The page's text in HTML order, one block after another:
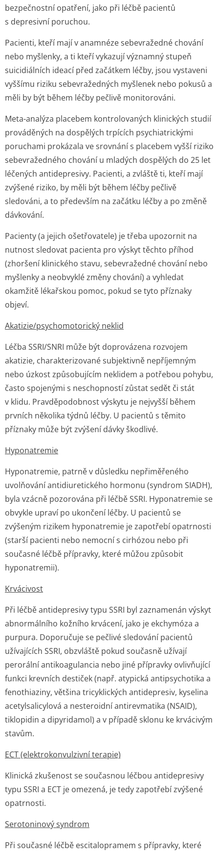
bezpečnostní opatření, jako při léčbě pacientů
s depresivní poruchou.
Pacienti, kteří mají v anamnéze sebevražedné chování
nebo myšlenky, a ti kteří vykazují významný stupeň
suicidiálních ideací před začátkem léčby, jsou vystaveni
vyššímu riziku sebevražedných myšlenek nebo pokusů a
měli by být během léčby pečlivě monitorováni.
Meta-analýza placebem kontrolovaných klinických studií
prováděných na dospělých trpících psychiatrickými
poruchami prokázala ve srovnání s placebem vyšší riziko
sebevražedného chování u mladých dospělých do 25 let
léčených antidepresivy. Pacienti, a zvláště ti, kteří mají
zvýšené riziko, by měli být během léčby pečlivě
sledováni, a to především na začátku léčby a po změně
dávkování.
Pacienty (a jejich ošetřovatele) je třeba upozornit na
nutnost sledovat pacienta pro výskyt těchto příhod
(zhoršení klinického stavu, sebevražedné chování nebo
myšlenky a neobvyklé změny chování) a vyhledat
okamžitě lékařskou pomoc, pokud se tyto příznaky
objeví.
Akatizie/psycho­motorický neklid
Léčba SSRI/SNRI může být doprovázena rozvojem
akatizie, charakterizované subjektivně nepříjemným
nebo úzkost způsobujícím neklidem a potřebou pohybu,
často spojenými s neschopností zůstat sedět či stát
v klidu. Pravděpodobnost výskytu je nejvyšší během
prvních několika týdnů léčby. U pacientů s těmito
příznaky může být zvýšení dávky škodlivé.
Hyponatremie
Hyponatremie, patrně v důsledku nepřiměřeného
uvolňování antidiuretického hormonu (syndrom SIADH),
byla vzácně pozorována při léčbě SSRI. Hyponatremie se
obvykle upraví po ukončení léčby. U pacientů se
zvýšeným rizikem hyponatremie je zapotřebí opatrnosti
(starší pacienti nebo nemocní s cirhózou nebo při
současné léčbě přípravky, které můžou způsobit
hyponatremii).
Krvácivost
Při léčbě antidepresivy typu SSRI byl zaznamenán výskyt
abnormálního kožního krvácení, jako je ekchymóza a
purpura. Doporučuje se pečlivé sledování pacientů
užívajících SSRI, obzvláště pokud současně užívají
perorální antikoagulancia nebo jiné přípravky ovlivňující
funkci krevních destiček (např. atypická antipsychotika a
fenothiaziny, většina tricyklických antidepresiv, kyselina
acetylsalicylová a nesteroidní antirevmatika (NSAID),
tiklopidin a dipyridamol) a v případě sklonu ke krvácivým
stavům.
ECT (elektrokonvulzivní terapie)
Klinická zkušenost se současnou léčbou antidepresivy
typu SSRI a ECT je omezená, je tedy zapotřebí zvýšené
opatrnosti.
Serotoninový syndrom
Při současné léčbě escitalopramem s přípravky, které